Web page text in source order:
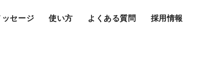
ッセージ 使い方 よくある質問 採用情報